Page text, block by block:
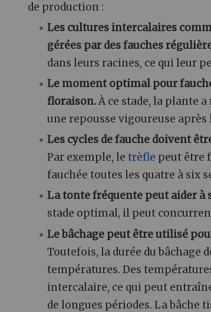
de production :
Les cultures intercalaires
gérées par des fauches
dans leurs racines, ce qui leur
Le moment optimal pour
floraison.À ce stade, la plante
une repousse vigoureuse après
Les cycles de fauche doivent
Par exemple, le trèfle peut être
fauchée toutes les quatre à six
La tonte fréquente peut aider à
stade optimal, il peut
Le bâchage peut être utilisé
Toutefois, la durée du bâchage
températures. Des
intercalaire, ce qui peut
de longues périodes. La bâche